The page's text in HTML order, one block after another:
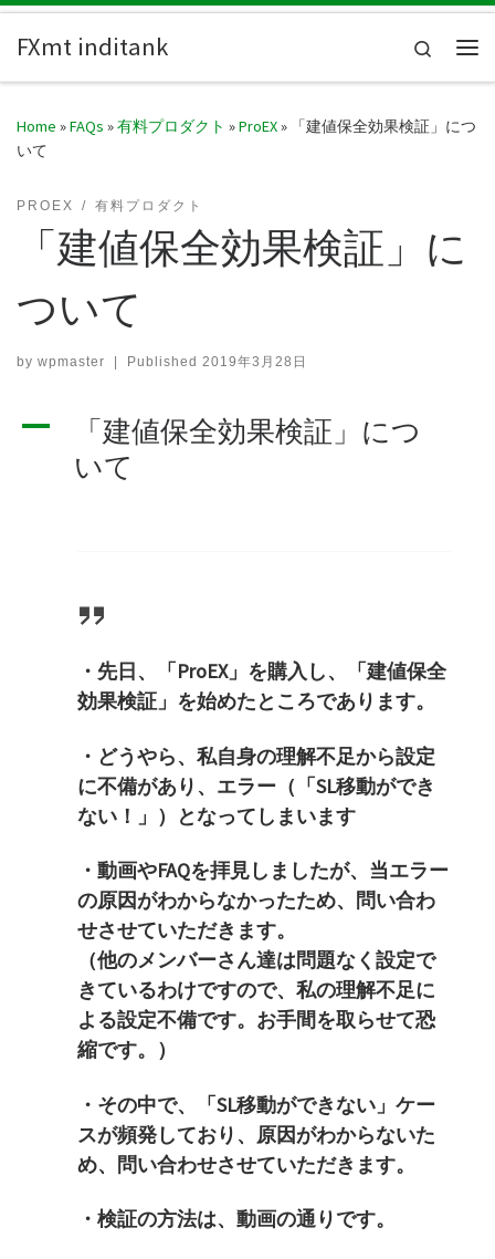
FXmt inditank
Search
Home »FAQs »有料プロダクト »ProEX»
「建値保全効果検証」につ
いて
PROEX 有料プロダクト
「建値保全効果検証」に
ついて
by wpmaster | Published 2019年3月28日
A
「建値保全効果検証」につ
いて
・先日、「ProEX」を購入し、「建値保全
効果検証」 を始めたところであります。
・どうやら、私自身の理解不足から設定
に不備があり、エラー（「SL移動ができ
ない！」）となってしまいます
・動画やFAQを拝見しましたが、 当エラー
の原因がわからなかったため、 問い合わ
せさせていただきます。
（他のメンバーさん達は問題なく設定で
きているわけですので、 私の理解不足に
よる設定不備です。お手間を取らせて恐
縮です。）
・その中で、「SL移動ができない」ケー
スが頻発しており、 原因がわからないた
め、問い合わせさせていただきます。
・検証の方法は、動画の通りです。